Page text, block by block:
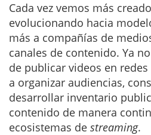
Cada vez vemos más
evolucionando hacia
más a compañías de
canales de contenido. Ya
de publicar videos en
a organizar audiencias,
desarrollar inventario
contenido de manera
ecosistemas de streaming.